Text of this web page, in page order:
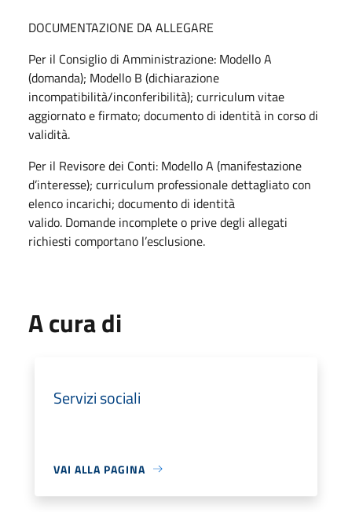
DOCUMENTAZIONE DA ALLEGARE
Per il Consiglio di Amministrazione: Modello A
(domanda); Modello B (dichiarazione
incompatibilità/inconferibilità); curriculum vitae
aggiornato e firmato; documento di identità in corso di
validità.
Per il Revisore dei Conti: Modello A (manifestazione
d’interesse); curriculum professionale dettagliato con
elenco incarichi; documento di identità
valido. Domande incomplete o prive degli allegati
richiesti comportano l’esclusione.
A cura di
Servizi sociali
VAI ALLA PAGINA